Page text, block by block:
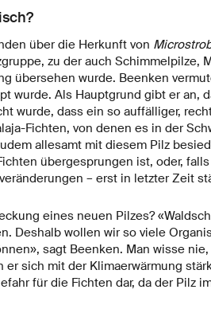
über die Herkunft von
zu der auch Schimmelpilze,
übersehen wurde. Beenken
wurde. Als Hauptgrund gibt er an,
wurde, dass ein so auffälliger,
Fichten, von denen es in der
allesamt mit diesem Pilz
übergesprungen ist, oder,
– erst in letzter Zeit
eines neuen Pilzes?
Deshalb wollen wir so viele
sagt Beenken. Man wisse
er sich mit der Klimaerwärmung
für die Fichten dar, da der Pilz